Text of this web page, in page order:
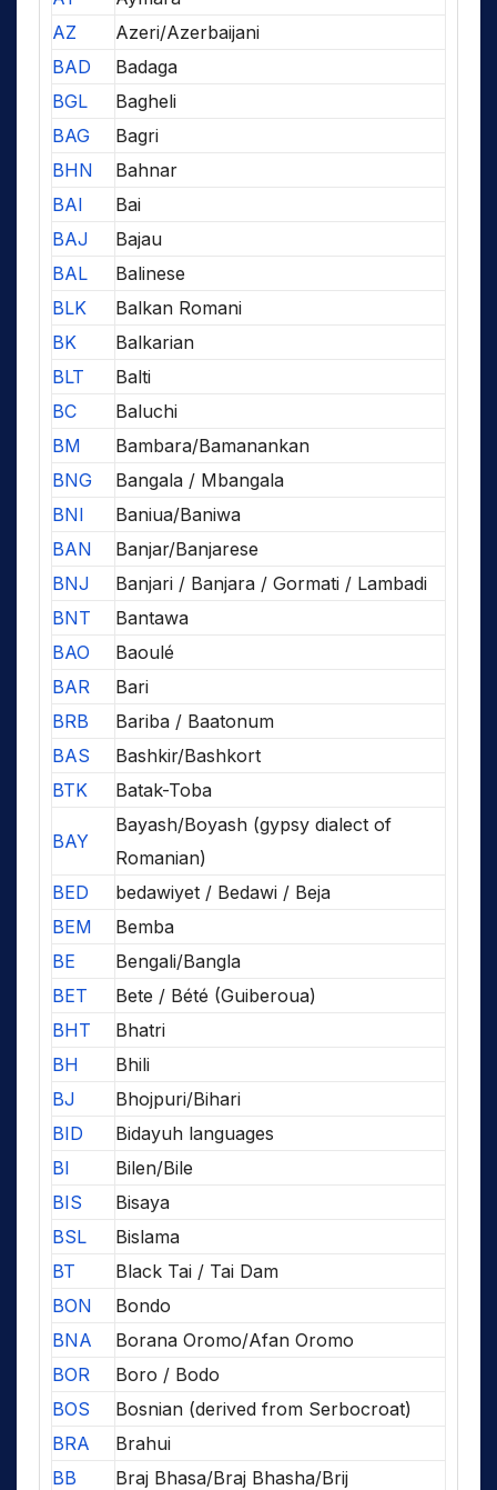
AZ
Azeri/Azerbaijani
BAD
Badaga
BGL
Bagheli
BAG
Bagri
BHN
Bahnar
BAI
Bai
BAJ
Bajau
BAL
Balinese
BLK
Balkan Romani
BK
Balkarian
BLT
Balti
BC
Baluchi
BM
Bambara/Bamanankan
BNG
Bangala / Mbangala
BNI
Baniua/Baniwa
BAN
Banjar/Banjarese
BNJ
Banjari / Banjara / Gormati / Lambadi
BNT
Bantawa
BAO
Baoulé
BAR
Bari
BRB
Bariba / Baatonum
BAS
Bashkir/Bashkort
BTK
Batak-Toba
BAY
Bayash/Boyash (gypsy dialect of
Romanian)
BED
bedawiyet / Bedawi / Beja
BEM
Bemba
BE
Bengali/Bangla
BET
Bete / Bété (Guiberoua)
BHT
Bhatri
BH
Bhili
BJ
Bhojpuri/Bihari
BID
Bidayuh languages
BI
Bilen/Bile
BIS
Bisaya
BSL
Bislama
BT
Black Tai / Tai Dam
BON
Bondo
BNA
Borana Oromo/Afan Oromo
BOR
Boro / Bodo
BOS
Bosnian (derived from Serbocroat)
BRA
Brahui
BB
Braj Bhasa/Braj Bhasha/Brij